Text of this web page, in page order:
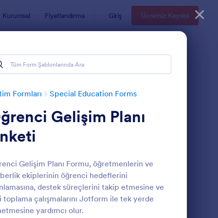
Kurumsal Fiyatlandırma Giriş Ücretsiz Kaydol
Formları Special Education Forms
Gelişim Planı
Gelişim Planı Formu, öğretmenlerin ve
ekiplerinin öğrenci hedeflerini
destek süreçlerini takip etmesine ve
toplama çalışmalarını Jotform ile tek yerde
yardımcı olur.
Eğitim Programı Giriş Formu
Önizleme